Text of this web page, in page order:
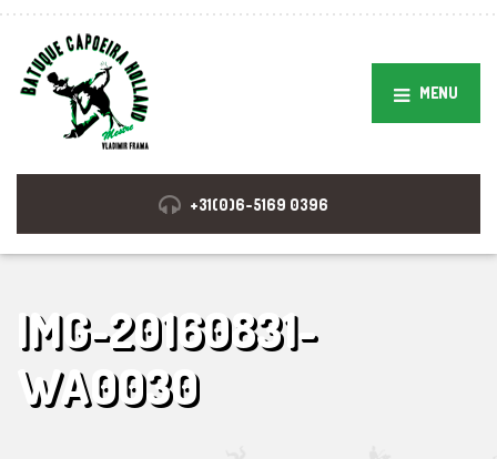
MENU
+31(0)6-5169 0396
IMG-20160831-
WA0030